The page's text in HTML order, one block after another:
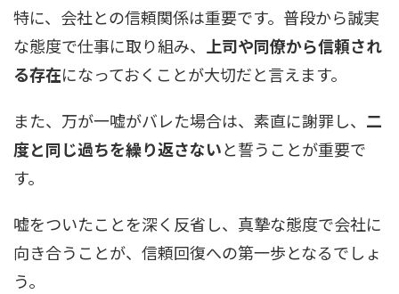
特に、会社との信頼関係は重要です。普段から誠実
な態度で仕事に取り組み、 上司や同僚から信頼され
る存在になっておくことが大切だと言えます。
また、万が一嘘がバレた場合は、素直に謝罪し、 二
度と同じ過ちを繰り返さないと誓うことが重要で
す。
嘘をついたことを深く反省し、真摯な態度で会社に
向き合うことが、信頼回復への第一歩となるでしょ
う。